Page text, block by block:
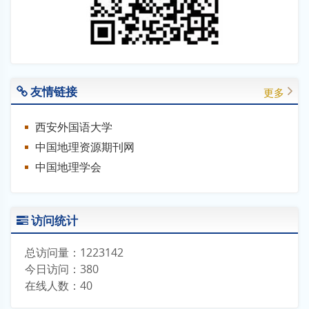
2025-12-22
友情链接 更多
西安外国语大学
中国地理资源期刊网
中国地理学会
访问统计
总访问量： 1223142
今日访问： 380
在线人数： 40